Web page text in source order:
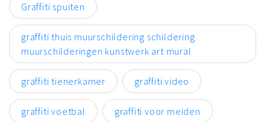
Graffiti spuiten
graffiti thuis muurschildering schildering
muurschilderingen kunstwerk art mural
graffiti tienerkamer graffiti video
graffiti voetbal graffiti voor meiden